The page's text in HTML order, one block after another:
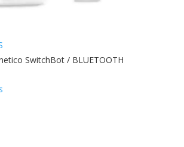
SwitchBot / BLUETOOTH